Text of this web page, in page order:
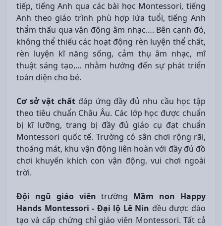
tiếp, tiếng Anh qua các bài học Montessori, tiếng
Anh theo giáo trình phù hợp lứa tuổi, tiếng Anh
thẩm thấu qua vận động âm nhạc…. Bên cạnh đó,
không thể thiếu các hoạt động rèn luyện thể chất,
rèn luyện kĩ năng sống, cảm thụ âm nhạc, mĩ
thuật sáng tạo,… nhằm hướng đến sự phát triển
toàn diện cho bé.
Cơ sở vật chất đáp ứng đầy đủ nhu cầu học tập
theo tiêu chuẩn Châu Âu. Các lớp học được chuẩn
bị kĩ lưỡng, trang bị đầy đủ giáo cụ đạt chuẩn
Montessori quốc tế. Trường có sân chơi rộng rãi,
thoáng mát, khu vận động liên hoàn với đầy đủ đồ
chơi khuyến khích con vận động, vui chơi ngoài
trời.
Đội ngũ giáo viên trường Mầm non Happy
Hands Montessori - Đại lộ Lê Nin đều được đào
tạo và cấp chứng chỉ giáo viên Montessori. Tất cả